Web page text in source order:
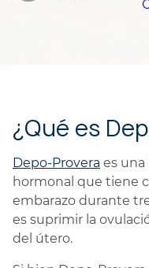
¿Qué es
Depo-Provera es
hormonal que tiene
embarazo durante
es suprimir la
del útero.